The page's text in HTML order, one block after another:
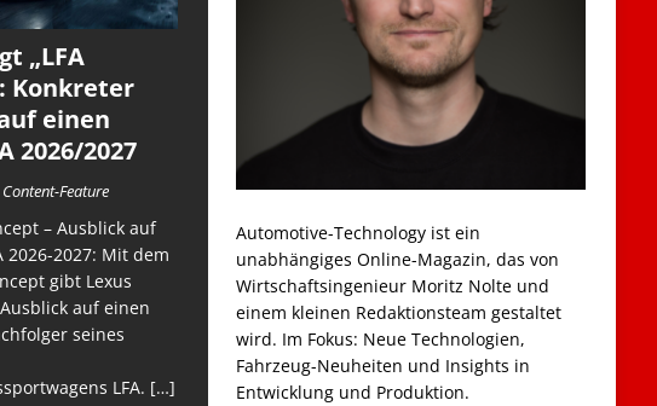
„LFA
Konkreter
einen
2026/2027
Feature
– Ausblick auf
2026-2027: Mit dem
gibt Lexus
auf einen
seines
LFA. […]
Automotive-Technology ist ein
unabhängiges Online-Magazin, das von
Wirtschaftsingenieur Moritz Nolte und
einem kleinen Redaktionsteam gestaltet
wird. Im Fokus: Neue Technologien,
Fahrzeug-Neuheiten und Insights in
Entwicklung und Produktion.